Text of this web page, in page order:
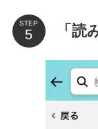
STEP 「